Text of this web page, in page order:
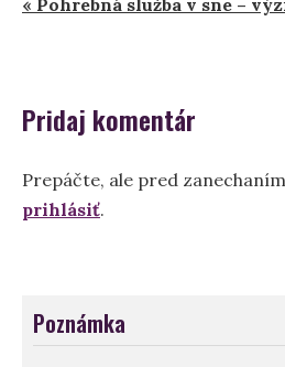
v
Pridaj komentár
Prepáčte, ale pred
prihlásiť.
Poznámka